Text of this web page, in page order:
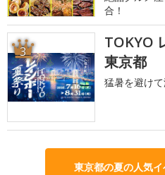
合！
3
TOKYO
東京都
猛暑を避け
東京都の夏の人気